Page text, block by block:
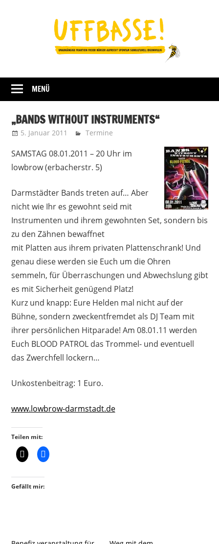
UFFBASSE!
Darmstadt
MENÜ
„BANDS WITHOUT INSTRUMENTS“
5. Januar 2011 Uffbasse
Termine
SAMSTAG 08.01.2011 – 20 Uhr im
lowbrow (erbacherstr. 5)
Darmstädter Bands treten auf… Aber
nicht wie Ihr es gewohnt seid mit
Instrumenten und ihrem gewohnten Set, sondern bis
zu den Zähnen bewaffnet
mit Platten aus ihrem privaten Plattenschrank! Und
genau diese werden sie Euch um die Ohren
semmeln, für Überraschungen und Abwechslung gibt
es mit Sicherheit genügend Platz!
Kurz und knapp: Eure Helden mal nicht auf der
Bühne, sondern zweckentfremdet als DJ Team mit
ihrer persönlichen Hitparade! Am 08.01.11 werden
Euch BLOOD PATROL das Trommel- und eventuell
das Zwerchfell lockern…
Unkostenbeitrag: 1 Euro.
www.lowbrow-darmstadt.de
Teilen mit:
Gefällt mir: